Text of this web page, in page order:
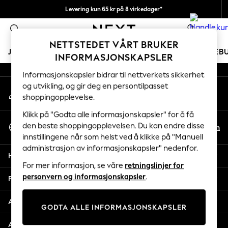
Levering kun 65 kr på 8 virkedager*
Vi betaler alle tollavgifter 0
JENTER GUTTER BABY KVINNER MENN
GIRLS
New In
50 - 92cm
98 - 110cm
116 - 134cm
140 - 174cm
Trending: Top & Short Sets
Trending: Clogs
Toy Story
THE SET
Coats & Jackets
Sweatshirts & Hoodies
An error occurred on client
Våre sosiale nettverk
Min konto
Logg inn på kontoen din
Velg Språk
Norsk
No En
Hjelp
Personvern & Juridisk
Avdelinger
Andre tjenester
NETTSTEDET VÅRT BRUKER
INFORMASJONSKAPSLER
Informasjonskapsler bidrar til nettverkets sikkerhet
og utvikling, og gir deg en persontilpasset
shoppingopplevelse.
Klikk på "Godta alle informasjonskapsler" for å få
den beste shoppingopplevelsen. Du kan endre disse
innstillingene når som helst ved å klikke på "Manuell
administrasjon av informasjonskapsler" nedenfor.
For mer informasjon, se våre retningslinjer for
personvern og informasjonskapsler.
GODTA ALLE INFORMASJONSKAPSLER